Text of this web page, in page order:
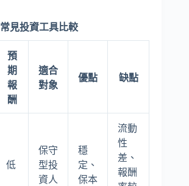
常見投資工具比較
預
期
報
酬
適合
對象
優點 缺點
低
保守
型投
資人
穩
定、
保本
流動
性
差、
報酬